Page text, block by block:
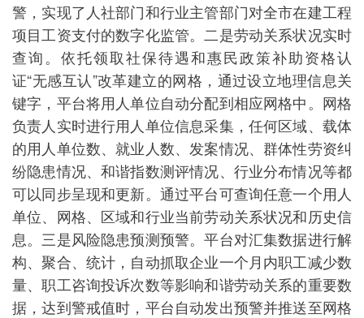
警，实现了人社部门和行业主管部门对全市在建工程
项目工资支付的数字化监管。二是劳动关系状况实时
查询。依托领取社保待遇和惠民政策补助资格认
证“无感互认”改革建立的网格，通过设立地理信息关
键字，平台将用人单位自动分配到相应网格中。网格
负责人实时进行用人单位信息采集，任何区域、载体
的用人单位数、就业人数、发案情况、群体性劳资纠
纷隐患情况、和谐指数测评情况、行业分布情况等都
可以同步呈现和更新。通过平台可查询任意一个用人
单位、网格、区域和行业当前劳动关系状况和历史信
息。三是风险隐患预测预警。平台对汇集数据进行解
构、聚合、统计，自动抓取企业一个月内职工减少数
量、职工咨询投诉次数等影响和谐劳动关系的重要数
据，达到警戒值时，平台自动发出预警并推送至网格